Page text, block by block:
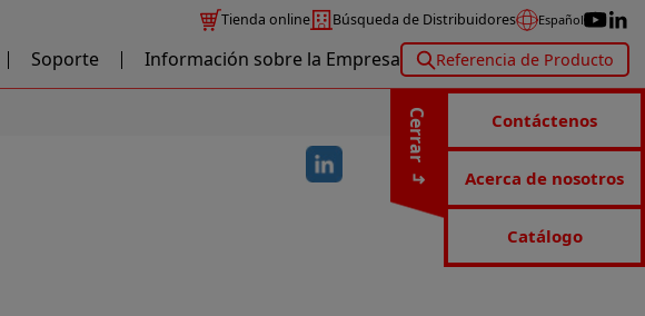
Tienda online Búsqueda de Distribuidores Español
Soporte Información sobre la Empresa Referencia de Producto
Cerrar Contáctenos
Acerca de nosotros
Catálogo